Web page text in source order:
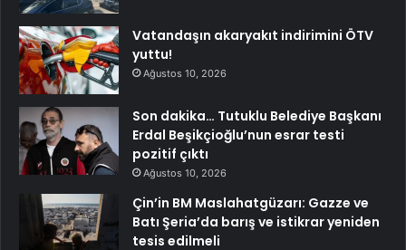
Vatandaşın akaryakıt indirimini ÖTV
yuttu!
Ağustos 10, 2026
Son dakika… Tutuklu Belediye Başkanı
Erdal Beşikçioğlu’nun esrar testi
pozitif çıktı
Ağustos 10, 2026
Çin’in BM Maslahatgüzarı: Gazze ve
Batı Şeria’da barış ve istikrar yeniden
tesis edilmeli